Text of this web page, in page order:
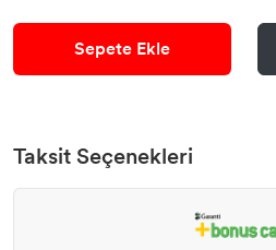
Sepete Ekle
Taksit Seçenekleri